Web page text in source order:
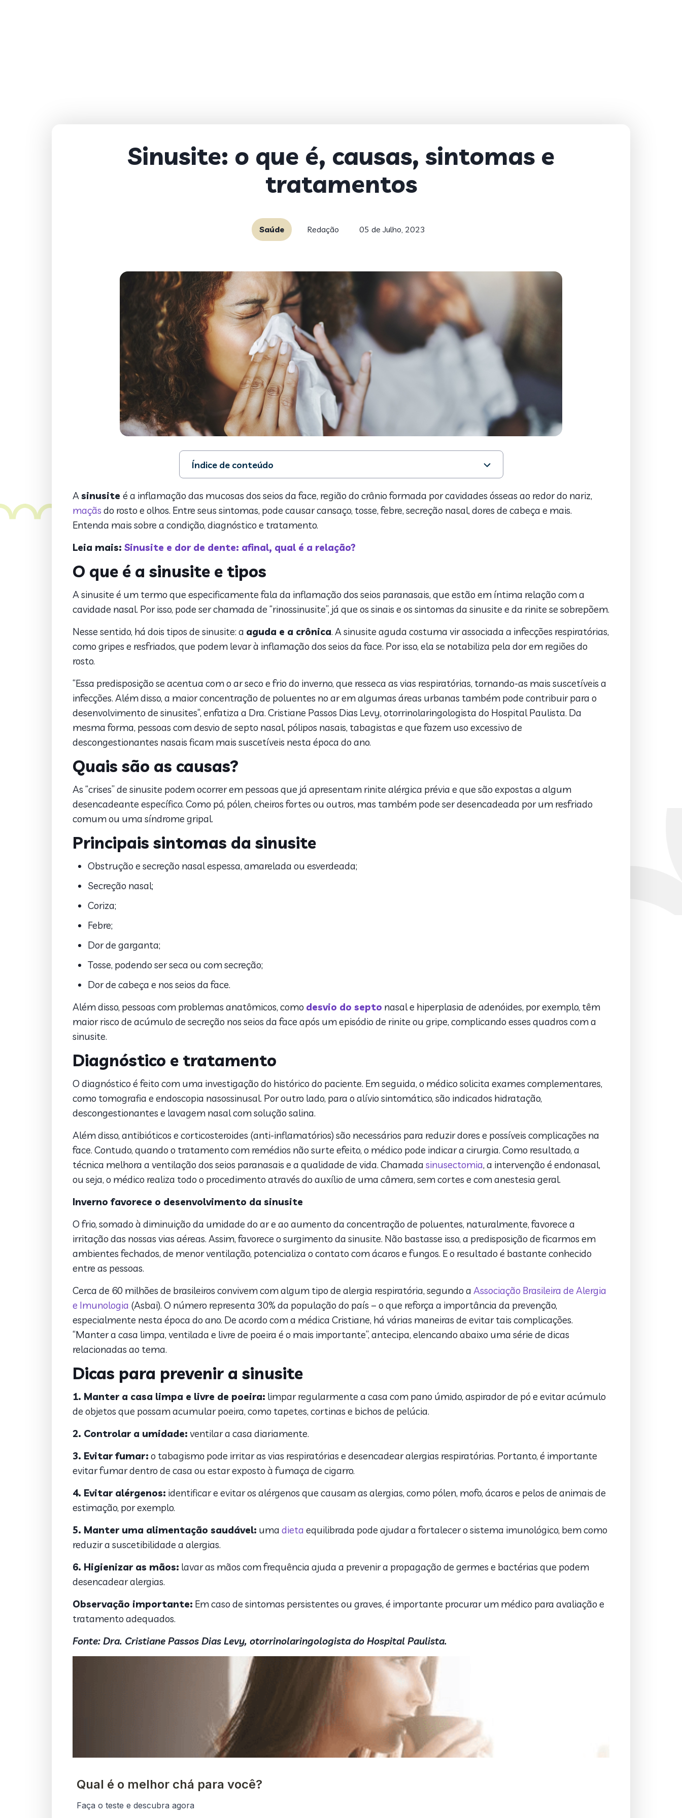
Sinusite: o que é, causas, sintomas e
tratamentos
Saúde Redação 05 de Julho, 2023
Índice de conteúdo
1. O que é a sinusite e tipos
2. Quais são as causas?
3. Principais sintomas da sinusite
4. Diagnóstico e tratamento
5. Dicas para prevenir a sinusite
Asinusite é a inflamação das mucosas dos seios da face, região do crânio formada por cavidades ósseas ao redor do nariz,
maçãs do rosto e olhos. Entre seus sintomas, pode causar cansaço, tosse, febre, secreção nasal, dores de cabeça e mais.
Entenda mais sobre a condição, diagnóstico e tratamento.
Leia mais: Sinusite e dor de dente: afinal, qual é a relação?
O que é a sinusite e tipos
A sinusite é um termo que especificamente fala da inflamação dos seios paranasais, que estão em íntima relação com a
cavidade nasal. Por isso, pode ser chamada de “rinossinusite”, já que os sinais e os sintomas da sinusite e da rinite se sobrepõem.
Nesse sentido, há dois tipos de sinusite: a aguda e a crônica. Asinusite aguda costuma vir associada a infecções respiratórias,
como gripes e resfriados, que podem levar à inflamação dos seios da face. Por isso, ela se notabiliza pela dor em regiões do
rosto.
“Essa predisposição se acentua com o ar seco e frio do inverno, que resseca as vias respiratórias, tornando-as mais suscetíveis a
infecções. Além disso, a maior concentração de poluentes no ar em algumas áreas urbanas também pode contribuir para o
desenvolvimento de sinusites“, enfatiza a Dra. Cristiane Passos Dias Levy, otorrinolaringologista do Hospital Paulista. Da
mesma forma, pessoas com desvio de septo nasal, pólipos nasais, tabagistas e que fazem uso excessivo de
descongestionantes nasais ficam mais suscetíveis nesta época do ano.
Quais são as causas?
As “crises” de sinusite podem ocorrer em pessoas que já apresentam rinite alérgica prévia e que são expostas a algum
desencadeante específico. Como pó, pólen, cheiros fortes ou outros, mas também pode ser desencadeada por um resfriado
comum ou uma síndrome gripal.
Principais sintomas da sinusite
Obstrução e secreção nasal espessa, amarelada ou esverdeada;
Secreção nasal;
Coriza;
Febre;
Dor de garganta;
Tosse, podendo ser seca ou com secreção;
Dor de cabeça e nos seios da face.
Além disso, pessoas com problemas anatômicos, como desvio do septo nasal e hiperplasia de adenóides, por exemplo, têm
maior risco de acúmulo de secreção nos seios da face após um episódio de rinite ou gripe, complicando esses quadros com a
sinusite.
Diagnóstico e tratamento
O diagnóstico é feito com uma investigação do histórico do paciente. Em seguida, o médico solicita exames complementares,
como tomografia e endoscopia nasossinusal. Por outro lado, para o alívio sintomático, são indicados hidratação,
descongestionantes e lavagem nasal com solução salina.
Além disso, antibióticos e corticosteroides (anti-inflamatórios) são necessários para reduzir dores e possíveis complicações na
face. Contudo, quando o tratamento com remédios não surte efeito, o médico pode indicar a cirurgia. Como resultado, a
técnica melhora a ventilação dos seios paranasais e a qualidade de vida. Chamada sinusectomia, a intervenção é endonasal,
ou seja, o médico realiza todo o procedimento através do auxílio de uma câmera, sem cortes e com anestesia geral.
Inverno favorece o desenvolvimento da sinusite
O frio, somado à diminuição da umidade do ar e ao aumento da concentração de poluentes, naturalmente, favorece a
irritação das nossas vias aéreas. Assim, favorece o surgimento da sinusite. Não bastasse isso, a predisposição de ficarmos em
ambientes fechados, de menor ventilação, potencializa o contato com ácaros e fungos. E o resultado é bastante conhecido
entre as pessoas.
Cerca de 60 milhões de brasileiros convivem com algum tipo de alergia respiratória, segundo a Associação Brasileira de Alergia
e Imunologia (Asbai). O número representa 30% da população do país – o que reforça a importância da prevenção,
especialmente nesta época do ano. De acordo com a médica Cristiane, há várias maneiras de evitar tais complicações.
“Manter a casa limpa, ventilada e livre de poeira é o mais importante”, antecipa, elencando abaixo uma série de dicas
relacionadas ao tema.
Dicas para prevenir a sinusite
1. Manter a casa limpa e livre de poeira: limpar regularmente a casa com pano úmido, aspirador de pó e evitar acúmulo
de objetos que possam acumular poeira, como tapetes, cortinas e bichos de pelúcia.
2. Controlar a umidade: ventilar a casa diariamente.
3. Evitar fumar: o tabagismo pode irritar as vias respiratórias e desencadear alergias respiratórias. Portanto, é importante
evitar fumar dentro de casa ou estar exposto à fumaça de cigarro.
4. Evitar alérgenos: identificar e evitar os alérgenos que causam as alergias, como pólen, mofo, ácaros e pelos de animais de
estimação, por exemplo.
5. Manter uma alimentação saudável: uma dieta equilibrada pode ajudar a fortalecer o sistema imunológico, bem como
reduzir a suscetibilidade a alergias.
6. Higienizar as mãos: lavar as mãos com frequência ajuda a prevenir a propagação de germes e bactérias que podem
desencadear alergias.
Observação importante: Em caso de sintomas persistentes ou graves, é importante procurar um médico para avaliação e
tratamento adequados.
Fonte: Dra. Cristiane Passos Dias Levy, otorrinolaringologista do Hospital Paulista.